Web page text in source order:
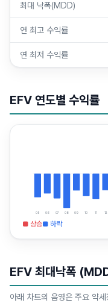
최대 낙폭(MDD)
연 최고 수익률
연 최저 수익률
EFV 연도별 수익률
05 06 07 08 09 10 11 12
■ 상승■ 하락
EFV 최대낙폭
아래 차트의 음영은 주요 약